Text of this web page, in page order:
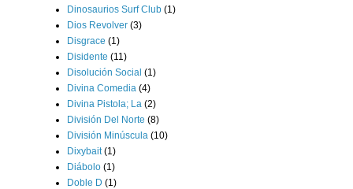
Dinosaurios Surf Club (1)
Dios Revolver (3)
Disgrace (1)
Disidente (11)
Disolución Social (1)
Divina Comedia (4)
Divina Pistola; La (2)
División Del Norte (8)
División Minúscula (10)
Dixybait (1)
Diábolo (1)
Doble D (1)